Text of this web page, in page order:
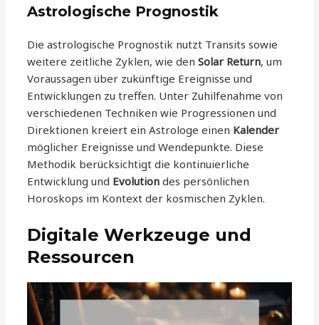
Astrologische Prognostik
Die astrologische Prognostik nutzt Transits sowie
weitere zeitliche Zyklen, wie denSolar Return, um
Voraussagen über zukünftige Ereignisse und
Entwicklungen zu treffen. Unter Zuhilfenahme von
verschiedenen Techniken wie Progressionen und
Direktionen kreiert ein Astrologe einen Kalender
möglicher Ereignisse und Wendepunkte. Diese
Methodik berücksichtigt die kontinuierliche
Entwicklung und Evolution des persönlichen
Horoskops im Kontext der kosmischen Zyklen.
Digitale Werkzeuge und
Ressourcen